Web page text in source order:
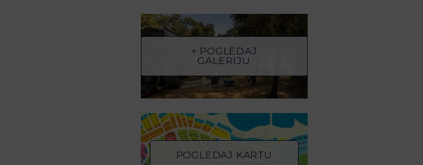
+ POGLEDAJ
GALERIJU
POGLEDAJ KARTU